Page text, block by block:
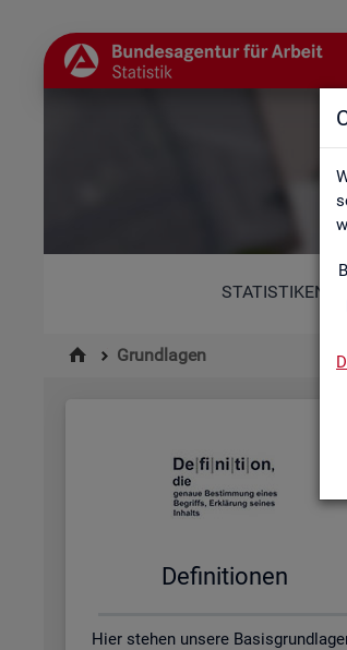
STATISTIKEN
Grundlagen
De­fi­ni­tio­nen
Hier stehen unsere